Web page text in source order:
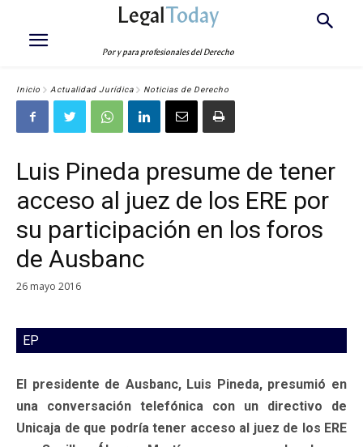
LegalToday
Por y para profesionales del Derecho
Inicio Actualidad Jurídica Noticias de Derecho
Luis Pineda presume de tener
acceso al juez de los ERE por
su participación en los foros
de Ausbanc
26 mayo 2016
EP
El presidente de Ausbanc, Luis Pineda, presumió en
una conversación telefónica con un directivo de
Unicaja de que podría tener acceso al juez de los ERE